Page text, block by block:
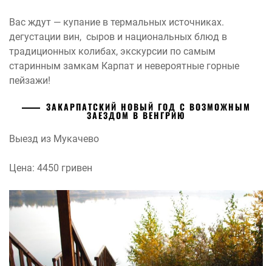
Вас ждут — купание в термальных источниках.
дегустации вин, сыров и национальных блюд в
традиционных колибах, экскурсии по самым
старинным замкам Карпат и невероятные горные
пейзажи!
ЗАКАРПАТСКИЙ НОВЫЙ ГОД С ВОЗМОЖНЫМ
ЗАЕЗДОМ В ВЕНГРИЮ
Выезд из Мукачево
Цена: 4450 гривен